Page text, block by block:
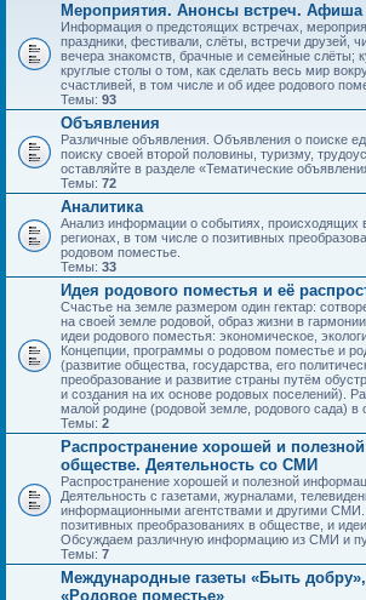
Мероприятия. Анонсы встреч. Афиша
Информация о предстоящих встречах,
праздники, фестивали, слёты, встречи друзей,
вечера знакомств, брачные и семейные слёты;
круглые столы о том, как сделать весь мир
счастливей, в том числе и об идее родового
Темы: 93
Объявления
Различные объявления. Объявления о поиске
поиску своей второй половины, туризму,
оставляйте в разделе «Тематические
Темы: 72
Аналитика
Анализ информации о событиях, происходящих
регионах, в том числе о позитивных
родовом поместье.
Темы: 33
Идея родового поместья и её
Счастье на земле размером один гектар:
на своей земле родовой, образ жизни в
идеи родового поместья: экономическое,
Концепции, программы о родовом поместье и
(развитие общества, государства, его
преобразование и развитие страны путём
и создания на их основе родовых поселений).
малой родине (родовой земле, родового сада) в
Темы: 2
Распространение хорошей и
обществе. Деятельность со СМИ
Распространение хорошей и полезной
Деятельность с газетами, журналами,
информационными агентствами и другими
позитивных преобразованиях в обществе, и
Обсуждаем различную информацию из СМИ и
Темы: 7
Международные газеты «Быть добру»,
«Родовое поместье»